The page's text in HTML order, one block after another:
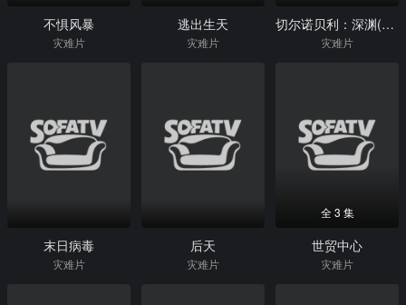
不惧风暴
灾难片
逃出生天
灾难片
切尔诺贝利：深渊(删减版)
灾难片
末日病毒
灾难片
后天
灾难片
全 3 集
世贸中心
灾难片